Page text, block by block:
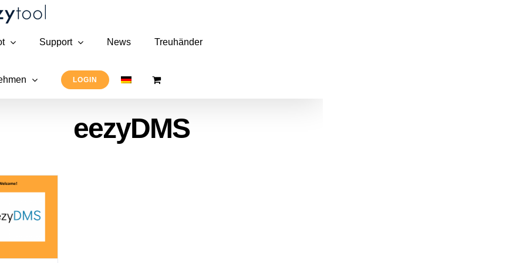
Support News Treuhänder
LOGIN
eezyDMS